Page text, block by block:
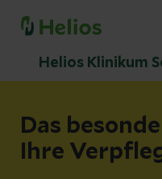
Helios Klinikum
Das
Ihre